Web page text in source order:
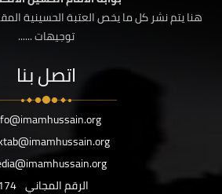
هنا يتم نشر كل ما يخص العتبة الحسينية
توجيهات ......
اتصل بنا
الرقم المجاني